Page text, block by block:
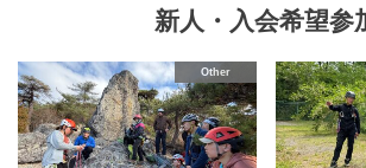
新人・入会希望参
Other